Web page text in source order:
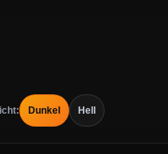
Dunkel Hell